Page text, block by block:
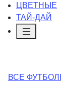
ЦВЕТНЫЕ
ТАЙ-ДАЙ
ВСЕ